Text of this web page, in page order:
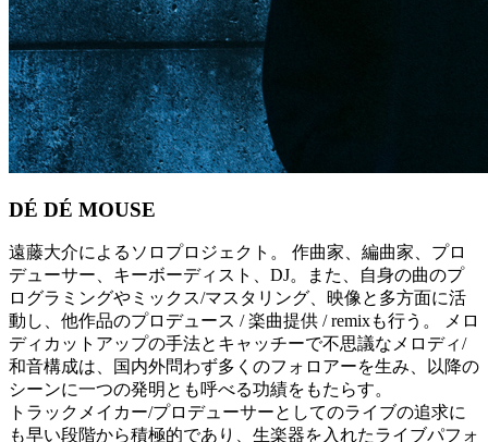
DÉ DÉ MOUSE
遠藤大介によるソロプロジェクト。 作曲家、編曲家、プロ
デューサー、キーボーディスト、DJ。また、自身の曲のプ
ログラミングやミックス/マスタリング、映像と多方面に活
動し、他作品のプロデュース / 楽曲提供 / remixも行う。 メロ
ディカットアップの手法とキャッチーで不思議なメロディ/
和音構成は、国内外問わず多くのフォロアーを生み、以降の
シーンに一つの発明とも呼べる功績をもたらす。
トラックメイカー/プロデューサーとしてのライブの追求に
も早い段階から積極的であり、生楽器を入れたライブパフォ